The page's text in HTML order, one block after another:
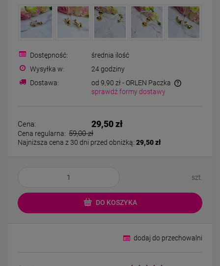
CHIRURGICZNA motylek
czarny
39,00 zł
Dostępność:
średnia ilość
Wysyłka w:
24 godziny
Dostawa:
od 9,90 zł - ORLEN Paczka
sprawdź formy dostawy
Cena: 29,50 zł
Cena regularna: 59,00 zł
Najniższa cena z 30 dni przed obniżką: 29,50 zł
szt.
DO KOSZYKA
dodaj do przechowalni